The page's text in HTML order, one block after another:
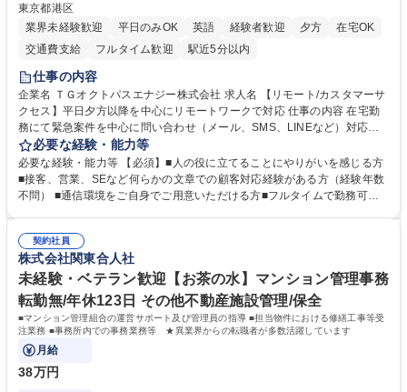
東京都港区
業界未経験歓迎
平日のみOK 英語 経験者歓迎 夕方
在宅OK
交通費支給
フルタイム歓迎 駅近5分以内
仕事の内容
企業名 ＴＧオクトパスエナジー株式会社 求人名 【リモート/カスタマーサ
クセス】平日夕方以降を中心にリモートワークで対応 仕事の内容 在宅勤
務にて緊急案件を中心に問い合わせ（メール、SMS、LINEなど）対応、
契約開始手続き処理などを行なっていただきます。カスタマーサクセス
（Digiops：デジオプス）と運用構築の業務となります。 ■お問い合わせ
対応業務全般（システム入力、契約手続き含む） ■デジタルコミュニケー
ションツール（メール、SMS、LINE等）を使用 ■お客様のニーズに応じた
添ってサービス提供できることが魅力 募集職種 【リモート/カスタマーサ
クセス】平日夕方以降を中心にリモートワークで対応
必要な経験・能力等
必要な経験・能力等 【必須】■人の役に立てることにやりがいを感じる方
■接客、営業、SEなど何らかの文章での顧客対応経験がある方（経験年数
不問） ■通信環境をご自身でご用意いただける方■フルタイムで勤務可能
境に貢献したい■改善提案や改善アクション等新しいことに意欲がある方
【英語（語学力）】■翻訳ツールを用い英語でコミュニケーションをとる
ことに抵抗がない方■英語は話せなくても問題はありませんが、英語が話
せますと、よりチャンスが広がります。※日本語がネイティブレベル必須
学歴・資格 学歴：大学院 大学 高専 短大 専修学校 高校 語学力： 資格：
契約社員
株式会社関東合人社
未経験・ベテラン歓迎【お茶の水】マンション管理事務
転勤無/年休123日 その他不動産施設管理/保全
■マンション管理組合の運営サポート及び管理員の指導 ■担当物件における修繕工事等受
注業務 ■事務所内での事務業務等 ★異業界からの転職者が多数活躍しています
月給
38万円